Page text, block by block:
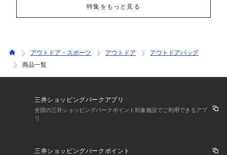
特集をもっと見る
アウトドア・スポーツ アウトドア
アウトドアバッグ
商品一覧
三井ショッピングパークアプリ
全国の三井ショッピングパークポイント対象施設でご利用できるアプ
リ
三井ショッピングパークポイント